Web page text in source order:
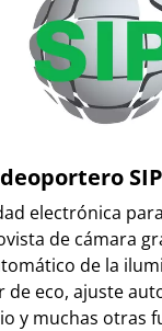
SIP
electrónica
de cámara
de la
de eco, ajuste
y muchas otras